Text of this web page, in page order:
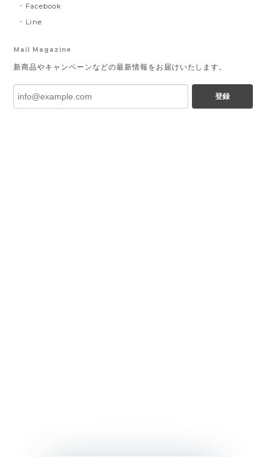
Facebook
Line
Mail Magazine
新商品やキャンペーンなどの最新情報をお届けいたします。
登録